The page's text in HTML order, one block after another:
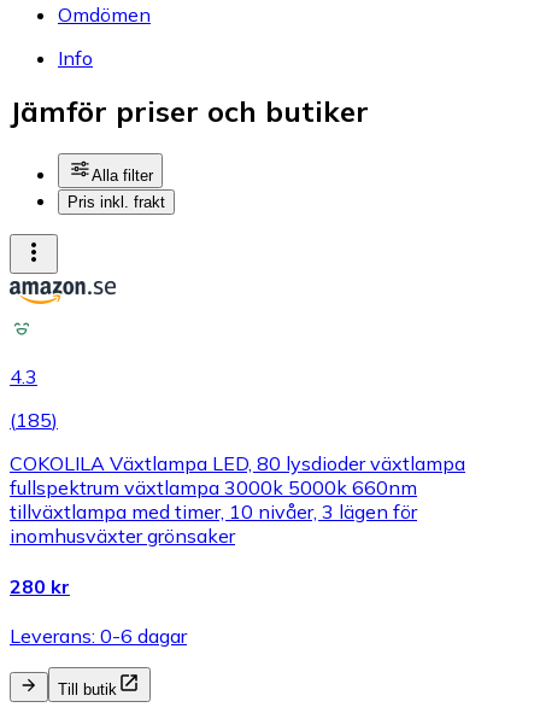
Omdömen
Info
Jämför priser och butiker
Alla filter
Pris inkl. frakt
4.3
(185)
COKOLILA Växtlampa LED, 80 lysdioder växtlampa
fullspektrum växtlampa 3000k 5000k 660nm
tillväxtlampa med timer, 10 nivåer, 3 lägen för
inomhusväxter grönsaker
280 kr
Leverans: 0-6 dagar
Till butik